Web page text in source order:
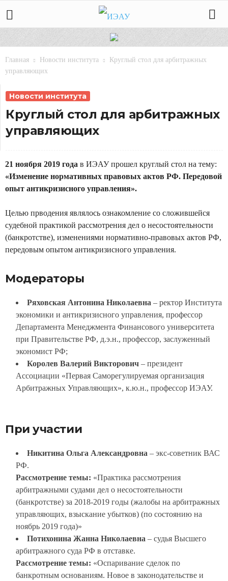
Главная Новости института
Круглый стол для арбитражных
управляющих
Новости института
Круглый стол для арбитражных
управляющих
21 ноября 2019 года в ИЭАУ прошел круглый стол на тему:
«Изменение нормативных правовых актов РФ. Передовой
опыт антикризисного управления».
Целью прводения являлось ознакомление со сложившейся
судебной практикой рассмотрения дел о несостоятельности
(банкротстве), изменениями нормативно-правовых актов РФ,
передовым опытом антикризисного управления.
Модераторы
Ряховская Антонина Николаевна – ректор Института
экономики и антикризисного управления, профессор
Департамента Менеджмента Финансового университета
при Правительстве РФ, д.э.н., профессор, заслуженный
экономист РФ;
Королев Валерий Викторович – президент
Ассоциации «Первая Саморегулируемая организация
Арбитражных Управляющих», к.ю.н., профессор ИЭАУ.
При участии
Никитина Ольга Александровна – экс-советник ВАС
РФ.
Рассмотрение темы: «Практика рассмотрения
арбитражными судами дел о несостоятельности
(банкротстве) за 2018-2019 годы (жалобы на арбитражных
управляющих, взыскание убытков) (по состоянию на
ноябрь 2019 года)»
Потихонина Жанна Николаевна – судья Высшего
арбитражного суда РФ в отставке.
Рассмотрение темы: «Оспаривание сделок по
банкротным основаниям. Новое в законодательстве и